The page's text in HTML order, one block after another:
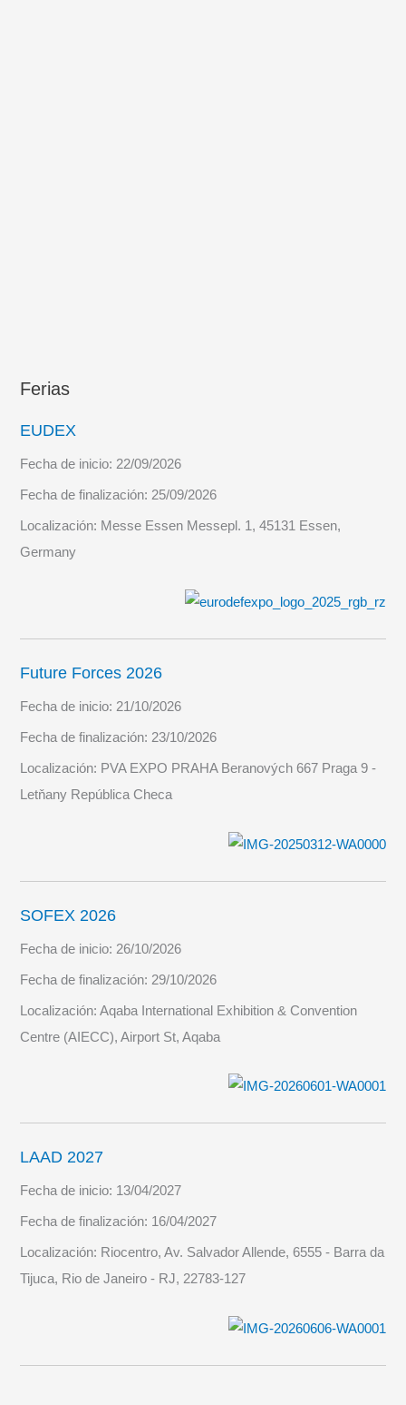
Ferias
EUDEX
Fecha de inicio:22/09/2026
Fecha de finalización:25/09/2026
Localización: Messe Essen Messepl. 1, 45131 Essen,
Germany
Future Forces 2026
Fecha de inicio: 21/10/2026
Fecha de finalización: 23/10/2026
Localización: PVA EXPO PRAHA Beranových 667 Praga 9 -
Letňany República Checa
SOFEX 2026
Fecha de inicio: 26/10/2026
Fecha de finalización: 29/10/2026
Localización:Aqaba International Exhibition & Convention
Centre (AIECC), Airport St, Aqaba
LAAD 2027
Fecha de inicio: 13/04/2027
Fecha de finalización: 16/04/2027
Localización: Riocentro, Av. Salvador Allende, 6555 - Barra da
Tijuca, Rio de Janeiro - RJ, 22783-127